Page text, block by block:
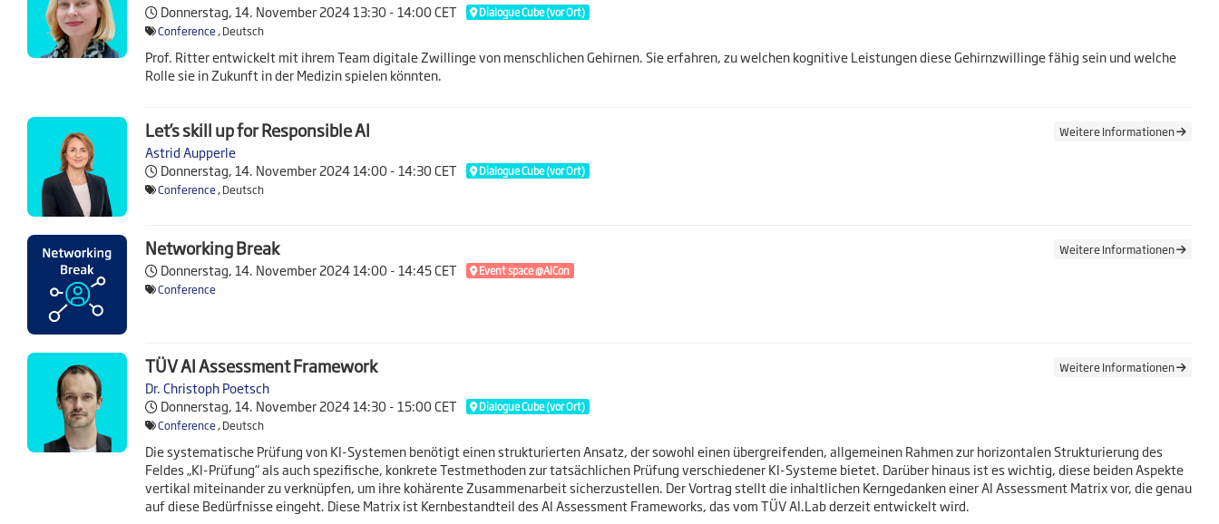
Donnerstag, 14. November 202413:30 - 14:00 CET Dialogue Cube (vor Ort)
Conference, Deutsch
Prof. Ritter entwickelt mit ihrem Team digitale Zwillinge von menschlichen Gehirnen. Sie erfahren, zu welchen kognitive Leistungen diese Gehirnzwillinge fähig sein und welche
Rolle sie in Zukunft in der Medizin spielen könnten.
Let’s skill up for Responsible AI
Astrid Aupperle
Donnerstag, 14. November 202414:00 - 14:30 CET Dialogue Cube (vor Ort)
Conference, Deutsch
Weitere Informationen
Networking Break
Donnerstag, 14. November 202414:00 - 14:45 CET Event space @AICon
Conference
Weitere Informationen
TÜV AI Assessment Framework
Dr. Christoph Poetsch
Donnerstag, 14. November 202414:30 - 15:00 CET Dialogue Cube (vor Ort)
Conference, Deutsch
Weitere Informationen
Die systematische Prüfung von KI-Systemen benötigt einen strukturierten Ansatz, der sowohl einen übergreifenden, allgemeinen Rahmen zur horizontalen Strukturierung des
Feldes „KI-Prüfung“ als auch spezifische, konkrete Testmethoden zur tatsächlichen Prüfung verschiedener KI-Systeme bietet. Darüber hinaus ist es wichtig, diese beiden Aspekte
vertikal miteinander zu verknüpfen, um ihre kohärente Zusammenarbeit sicherzustellen. Der Vortrag stellt die inhaltlichen Kerngedanken einer AI Assessment Matrix vor, die genau
auf diese Bedürfnisse eingeht. Diese Matrix ist Kernbestandteil des AI Assessment Frameworks, das vom TÜV AI.Lab derzeit entwickelt wird.